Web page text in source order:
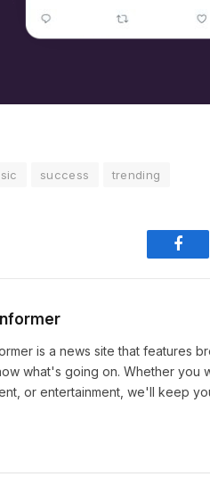
success trending
is a news site that features
what's going on. Whether you
or entertainment, we'll keep